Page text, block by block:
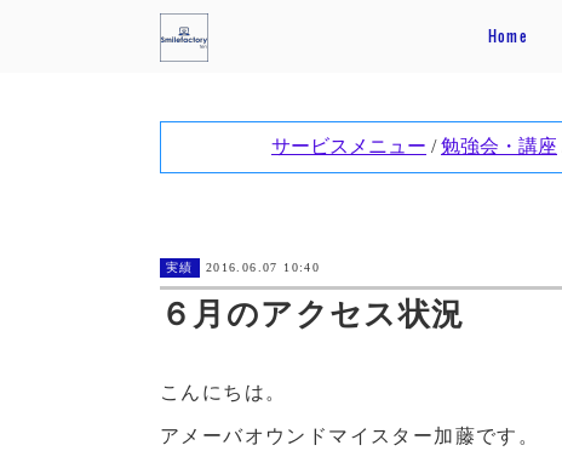
Home
実績 2016.06.07 10:40
６月のアクセス状況
こんにちは。
アメーバオウンドマイスター加藤です。